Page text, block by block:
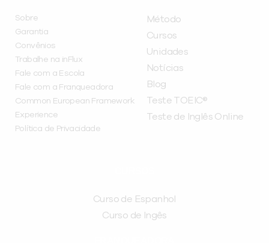
Sobre
Garantia
Convênios
Trabalhe na inFlux
Fale com a Escola
Fale com a Franqueadora
Common European Framework
Experience
Política de Privacidade
Método
Cursos
Unidades
Notícias
Blog
Teste TOEIC®
Teste de Inglês Online
Curso de Espanhol
Curso de Ingês